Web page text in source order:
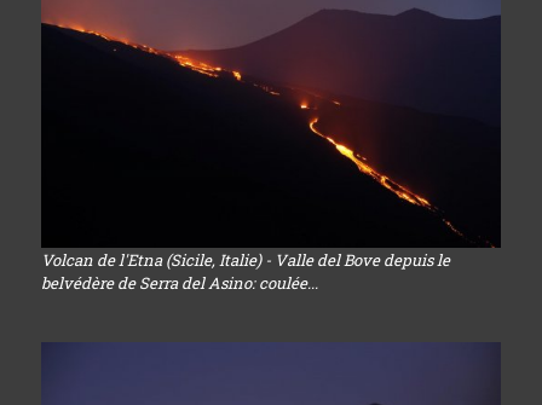
Volcan de l'Etna (Sicile, Italie) - Valle del Bove depuis le
belvédère de Serra del Asino: coulée...